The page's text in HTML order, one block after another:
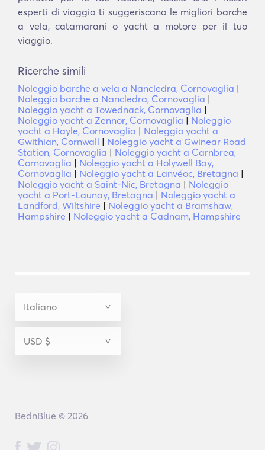
esperti di viaggio ti suggeriscano le migliori barche
a vela, catamarani o yacht a motore per il tuo
viaggio.
Ricerche simili
Noleggio barche a vela a Nancledra, Cornovaglia |
Noleggio barche a Nancledra, Cornovaglia |
Noleggio yacht a Towednack, Cornovaglia |
Noleggio yacht a Zennor, Cornovaglia | Noleggio
yacht a Hayle, Cornovaglia | Noleggio yacht a
Gwithian, Cornwall | Noleggio yacht a Gwinear Road
Station, Cornovaglia | Noleggio yacht a Carnbrea,
Cornovaglia | Noleggio yacht a Holywell Bay,
Cornovaglia | Noleggio yacht a Lanvéoc, Bretagna |
Noleggio yacht a Saint-Nic, Bretagna | Noleggio
yacht a Port-Launay, Bretagna | Noleggio yacht a
Landford, Wiltshire | Noleggio yacht a Bramshaw,
Hampshire | Noleggio yacht a Cadnam, Hampshire
BednBlue © 2026